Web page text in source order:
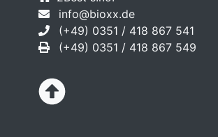
info@bioxx.de
(+49) 0351 / 418 867 541
(+49) 0351 / 418 867 549